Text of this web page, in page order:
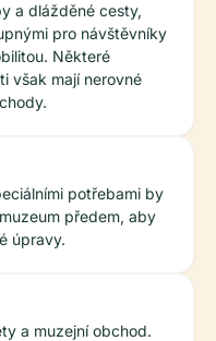
a dlážděné cesty,
pro návštěvníky
Některé
však mají nerovné
potřebami by
předem, aby
úpravy.
a muzejní obchod.